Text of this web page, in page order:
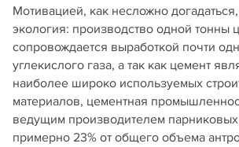
Мотивацией, как несложно
экология: производство одной тонны
сопровождается выработкой почти
углекислого газа, а так как цемент
наиболее широко используемых
материалов, цементная
ведущим производителем
примерно 23% от общего объема